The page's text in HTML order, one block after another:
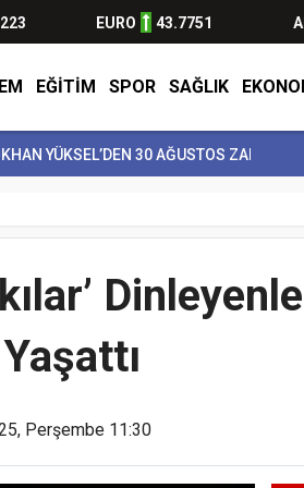
EURO 43.7751
EĞİTİM SPOR SAĞLIK
30 AĞUSTOS ZAFER BAY...
Yaşattı
Perşembe 11:30